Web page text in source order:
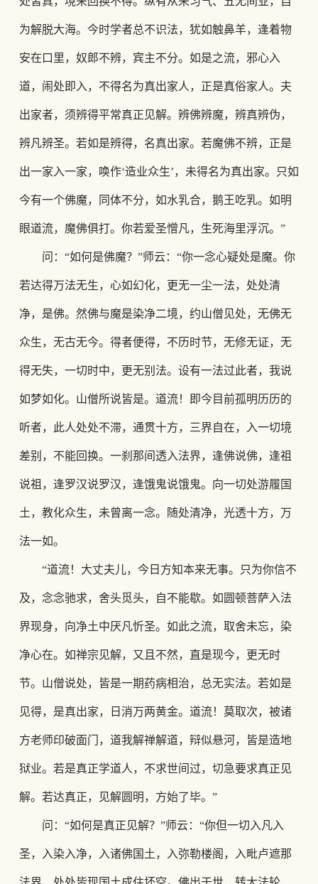
为解脱大海。今时学者总不识法，犹如触鼻羊，逢着物
安在口里，奴郎不辨，宾主不分。如是之流，邪心入
道，闹处即入，不得名为真出家人，正是真俗家人。夫
出家者，须辨得平常真正见解。辨佛辨魔，辨真辨伪，
辨凡辨圣。 若如是辨得，名真出家。若魔佛不辨，正是
出一家入一家，唤作‘造业众生’，未得名为真出家。只如
今有一个佛魔，同体不分，如水乳合，鹅王吃乳。 如明
眼道流，魔佛俱打。你若爱圣憎凡，生死海里浮沉。 ”
问： “如何是佛魔？”师云：“你一念心疑处是魔。你
若达得万法无生，心如幻化，更无一尘一法，处处清
净，是佛。然佛与魔是染净二境，约山僧见处，无佛无
众生，无古无今。得者便得，不历时节，无修无证，无
得无失，一切时中，更无别法。设有一法过此者，我说
如梦如化。山僧所说皆是。道流！即今目前孤明历历的
听者，此人处处不滞，通贯十方，三界自在，入一切境
差别，不能回换。一刹那间透入法界，逢佛说佛，逢祖
说祖，逢罗汉说罗汉，逢饿鬼说饿鬼。向一切处游履国
土，教化众生，未曾离一念。随处清净，光透十方，万
法一如。
“道流！大丈夫儿，今日方知本来无事。只为你信不
及，念念驰求，舍头觅头，自不能歇。如圆顿菩萨入法
界现身，向净土中厌凡忻圣。如此之流，取舍未忘，染
净心在。如禅宗见解，又且不然，直是现今，更无时
节。山僧说处，皆是一期药病相治，总无实法。若如是
见得，是真出家，日消万两黄金。道流！莫取次，被诸
方老师印破面门，道我解禅解道，辩似悬河，皆是造地
狱业。若是真正学道人，不求世间过，切急要求真正见
解。若达真正， 见解圆明，方始了毕。 ”
问： “如何是真正见解？”师云：“你但一切入凡入
圣，入染入净，入诸佛国土，入弥勒楼阁，入毗卢遮那